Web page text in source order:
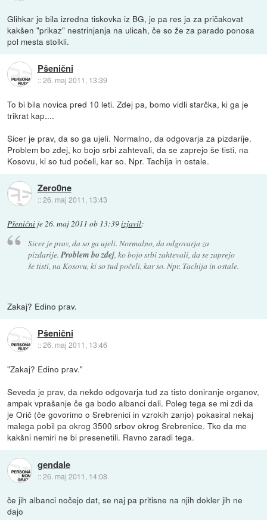
Glihkar je bila izredna tiskovka iz BG, je pa res ja za pričakovat
kakšen "prikaz" nestrinjanja na ulicah, če so že za parado ponosa
pol mesta stolkli.
Pšenični
::26. maj 2011, 13:39
To bi bila novica pred 10 leti. Zdej pa, bomo vidli starčka, ki ga je
trikrat kap....
Sicer je prav, da so ga ujeli. Normalno, da odgovarja za pizdarije.
Problem bo zdej, ko bojo srbi zahtevali, da se zaprejo še tisti, na
Kosovu, ki so tud počeli, kar so. Npr. Tachija in ostale.
Zero0ne
::26. maj 2011, 13:43
Pšenični je26. maj 2011 ob 13:39izjavil:
Sicer je prav, da so ga ujeli. Normalno, da odgovarja za
pizdarije. Problem bo zdej, ko bojo srbi zahtevali, da se zaprejo
še tisti, na Kosovu, ki so tud počeli, kar so. Npr. Tachija in ostale.
Zakaj? Edino prav.
Pšenični
::26. maj 2011, 13:46
"Zakaj? Edino prav."
Seveda je prav, da nekdo odgovarja tud za tisto doniranje organov,
ampak vprašanje če ga bodo albanci dali. Poleg tega se mi zdi da
je Orič (če govorimo o Srebrenici in vzrokih zanjo) pokasiral nekaj
malega pobil pa okrog 3500 srbov okrog Srebrenice. Tko da me
kakšni nemiri ne bi presenetili. Ravno zaradi tega.
gendale
::26. maj 2011, 14:08
če jih albanci nočejo dat, se naj pa pritisne na njih dokler jih ne
dajo